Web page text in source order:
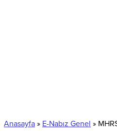
Anasayfa » E-Nabız Genel »